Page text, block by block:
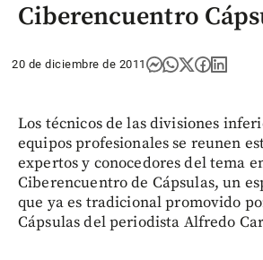
Ciberencuentro
20 de diciembre de 2011
Los técnicos de las divisiones
equipos profesionales se reunen
expertos y conocedores del tema
Ciberencuentro de Cápsulas, un
que ya es tradicional promovido
Cápsulas del periodista Alfredo